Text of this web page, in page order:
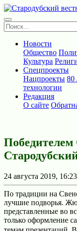
Новости
Общество
Культура
Спецпроекты
Нацпроекты 80
технологии
Редакция
О сайте
Победителем
24 августа 2019,
По традиции на
лучшие подворья.
предстaвленные во
только оформление